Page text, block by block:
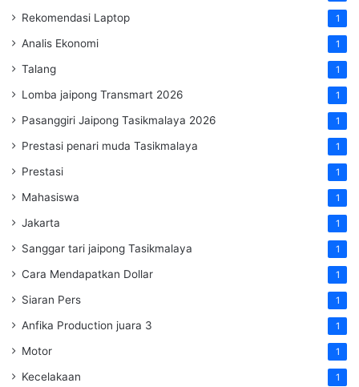
Rekomendasi Laptop 1
Analis Ekonomi 1
Talang 1
Lomba jaipong Transmart 2026 1
Pasanggiri Jaipong Tasikmalaya 2026 1
Prestasi penari muda Tasikmalaya 1
Prestasi 1
Mahasiswa 1
Jakarta 1
Sanggar tari jaipong Tasikmalaya 1
Cara Mendapatkan Dollar 1
Siaran Pers 1
Anfika Production juara 3 1
Motor 1
Kecelakaan 1